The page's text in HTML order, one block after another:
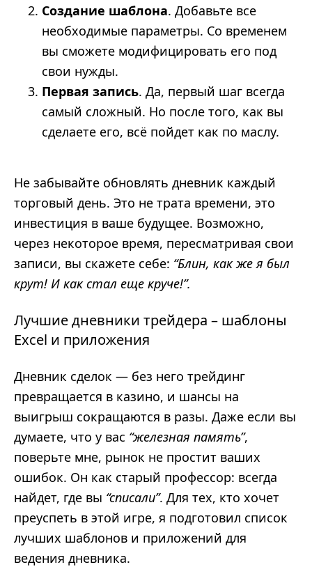
Создание шаблона. Добавьте все
необходимые параметры. Со временем
вы сможете модифицировать его под
свои нужды.
Первая запись. Да, первый шаг всегда
самый сложный. Но после того, как вы
сделаете его, всё пойдет как по маслу.
Не забывайте обновлять дневник каждый
торговый день. Это не трата времени, это
инвестиция в ваше будущее. Возможно,
через некоторое время, пересматривая свои
записи, вы скажете себе: “Блин, как же я был
крут! И как стал еще круче!”.
Лучшие дневники трейдера – шаблоны
Excel и приложения
Дневник сделок — без него трейдинг
превращается в казино, и шансы на
выигрыш сокращаются в разы. Даже если вы
думаете, что у вас “железная память”,
поверьте мне, рынок не простит ваших
ошибок. Он как старый профессор: всегда
найдет, где вы “списали”. Для тех, кто хочет
преуспеть в этой игре, я подготовил список
лучших шаблонов и приложений для
ведения дневника.